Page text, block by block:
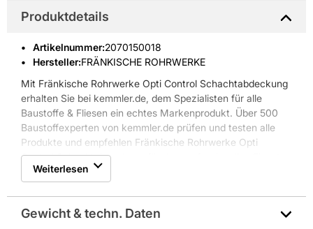
Produktdetails
Artikelnummer:2070150018
Hersteller:FRÄNKISCHE ROHRWERKE
Mit Fränkische Rohrwerke Opti Control Schachtabdeckung
erhalten Sie bei kemmler.de, dem Spezialisten für alle
Baustoffe & Fliesen ein echtes Markenprodukt. Über 500
Baustoffexperten von kemmler.de prüfen und testen alle
Produkte und empfehlen Fränkische Rohrwerke Opti
Control Schachtabdeckung für den professionellen Einsatz.
Weiterlesen
Gewicht & techn. Daten